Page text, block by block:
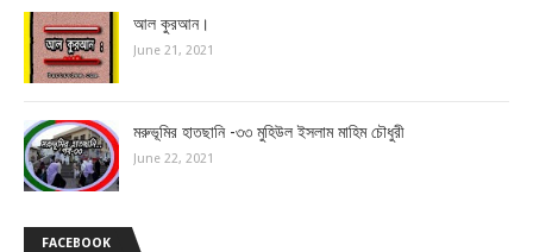
আল কুরআন।
June 21, 2021
মরুভূমির হাতছানি -৩৩ মুহিউল ইসলাম মাহিম চৌধুরী
June 22, 2021
FACEBOOK